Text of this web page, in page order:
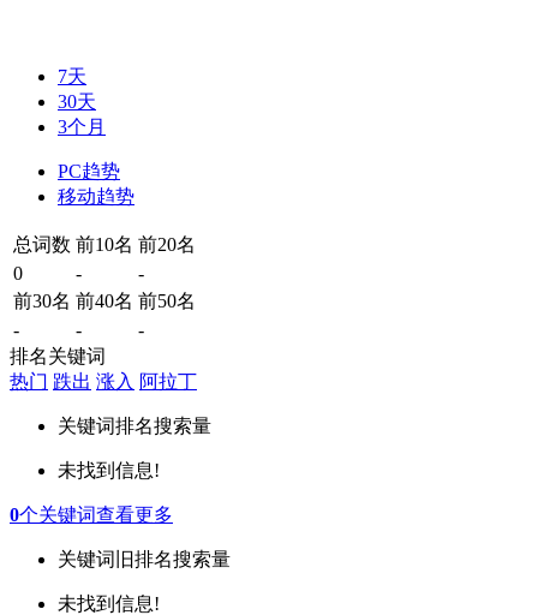
7天
30天
3个月
PC趋势
移动趋势
总词数 前10名 前20名
0
-
-
前30名 前40名 前50名
-
-
-
排名关键词
热门 跌出 涨入 阿拉丁
关键词排名搜索量
未找到信息!
0个关键词查看更多
关键词 旧排名搜索量
未找到信息!